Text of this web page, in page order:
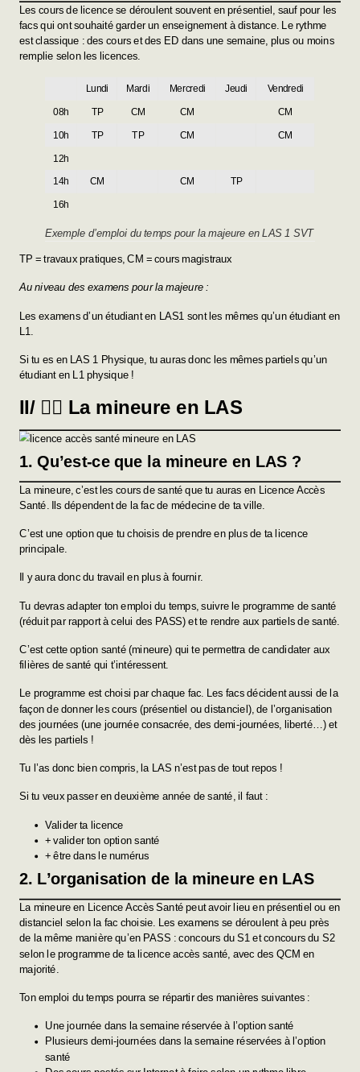
Les cours de licence se déroulent souvent en présentiel, sauf pour les
facs qui ont souhaité garder un enseignement à distance. Le rythme
est classique : des cours et des ED dans une semaine, plus ou moins
remplie selon les licences.
Lundi Mardi Mercredi Jeudi Vendredi
08h TP CM CM CM
10h TP TP CM CM
12h
14h CM CM TP
16h
Exemple d’emploi du temps pour la majeure en LAS 1 SVT
TP = travaux pratiques, CM = cours magistraux
Au niveau des examens pour la majeure :
Les examens d’un étudiant en LAS1 sont les mêmes qu’un étudiant en
L1.
Si tu es en LAS 1 Physique, tu auras donc les mêmes partiels qu’un
étudiant en L1 physique !
II/ 👩‍⚕️ La mineure en LAS
1. Qu’est-ce que la mineure en LAS ?
La mineure, c’est les cours de santé que tu auras en Licence Accès
Santé. Ils dépendent de la fac de médecine de ta ville.
C’est une option que tu choisis de prendre en plus de ta licence
principale.
Il y aura donc du travail en plus à fournir.
Tu devras adapter ton emploi du temps, suivre le programme de santé
(réduit par rapport à celui des PASS) et te rendre aux partiels de santé.
C’est cette option santé (mineure) qui te permettra de candidater aux
filières de santé qui t’intéressent.
Le programme est choisi par chaque fac. Les facs décident aussi de la
façon de donner les cours (présentiel ou distanciel), de l’organisation
des journées (une journée consacrée, des demi-journées, liberté…) et
dès les partiels !
Tu l’as donc bien compris, la LAS n’est pas de tout repos !
Si tu veux passer en deuxième année de santé, il faut :
Valider ta licence
+ valider ton option santé
+ être dans le numérus
2. L’organisation de la mineure en LAS
La mineure en Licence Accès Santé peut avoir lieu en présentiel ou en
distanciel selon la fac choisie. Les examens se déroulent à peu près
de la même manière qu’en PASS : concours du S1 et concours du S2
selon le programme de ta licence accès santé, avec des QCM en
majorité.
Ton emploi du temps pourra se répartir des manières suivantes :
Une journée dans la semaine réservée à l’option santé
Plusieurs demi-journées dans la semaine réservées à l’option
santé